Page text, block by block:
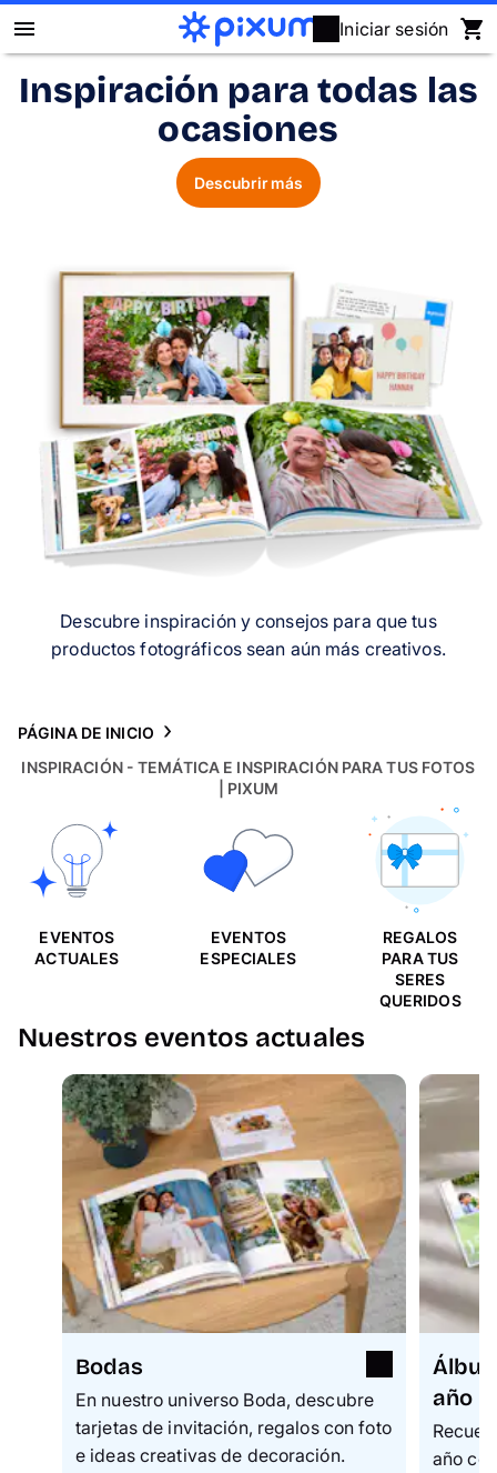
Iniciar sesión
Álbum Digital Pixum
Puzzles
Calendarios
Fundas
Tarjetas
Inspiración
Atención al cliente
Inspiración para todas las
ocasiones
Descubre inspiración y consejos para que tus
productos fotográficos sean aún más creativos.
Descubrir más
PÁGINA DE INICIO
INSPIRACIÓN - TEMÁTICA E INSPIRACIÓN PARA TUS FOTOS
| PIXUM
EVENTOS
ACTUALES
EVENTOS
ESPECIALES
REGALOS
PARA TUS
SERES
QUERIDOS
Nuestros eventos actuales
Bodas
En nuestro universo Boda, descubre
tarjetas de invitación, regalos con foto
e ideas creativas de decoración.
año
año